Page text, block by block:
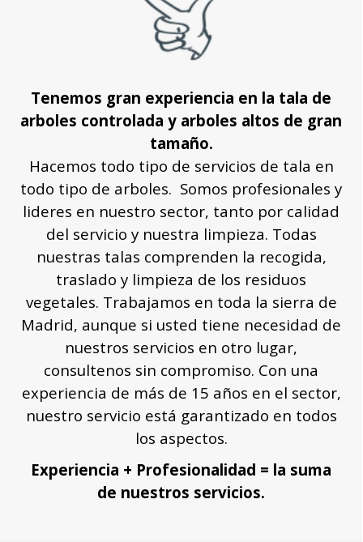
Tenemos gran experiencia en la tala de
arboles controlada y arboles altos de gran
tamaño.
Hacemos todo tipo de servicios de tala en
todo tipo de arboles. Somos profesionales y
lideres en nuestro sector, tanto por calidad
del servicio y nuestra limpieza. Todas
nuestras talas comprenden la recogida,
traslado y limpieza de los residuos
vegetales. Trabajamos en toda la sierra de
Madrid, aunque si usted tiene necesidad de
nuestros servicios en otro lugar,
consultenos sin compromiso. Con una
experiencia de más de 15 años en el sector,
nuestro servicio está garantizado en todos
los aspectos.
Experiencia + Profesionalidad = la suma
de nuestros servicios.